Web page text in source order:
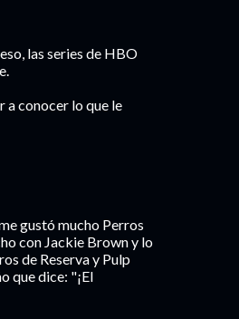
las series de HBO
a conocer lo que le
gustó mucho Perros
con Jackie Brown y lo
de Reserva y Pulp
que dice: "¡El